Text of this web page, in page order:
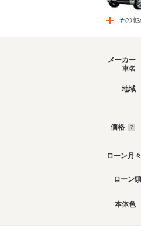
その
メーカー
車名
地域
価格
ローン月
ローン
本体色